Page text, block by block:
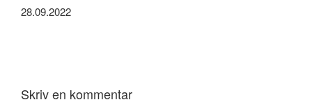
28.09.2022
Skriv en kommentar